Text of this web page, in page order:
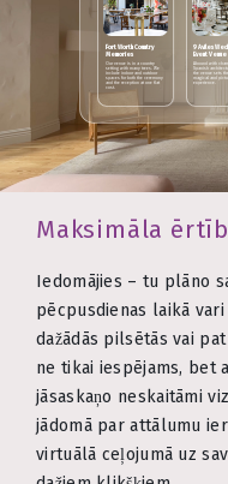
Fort Worth Country
Memories
Our venue is in a country
setting with many trees. We
include indoor and outdoor
spaces for both the ceremony
and the reception at one flat
cost.
9 Aviles
Event Venue
Abound with
Spanish
the venue sets
magical and
experience.
Maksimāla
Iedomājies – tu plāno
pēcpusdienas laikā
dažādās pilsētās vai
ne tikai iespējams, bet
jāsaskaņo neskaitāmi
jādomā par attālumu
virtuālā ceļojumā uz